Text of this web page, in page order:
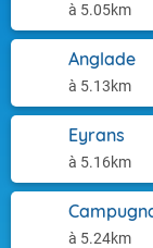
à 5.05km
Anglade
à 5.13km
Eyrans
à 5.16km
à 5.24km